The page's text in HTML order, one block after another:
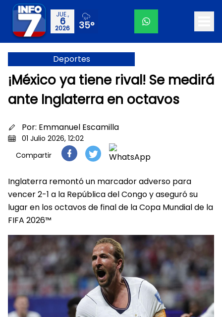
JUE.,
6
2026 35°
Deportes
¡México ya tiene rival! Se medirá
ante Inglaterra en octavos
Por: Emmanuel Escamilla
01 Julio 2026, 12:02
Compartir
Inglaterra remontó un marcador adverso para
vencer 2-1 a la República del Congo y aseguró su
lugar en los octavos de final de la Copa Mundial de la
FIFA 2026™